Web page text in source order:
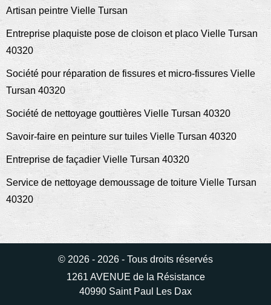
Artisan peintre Vielle Tursan
Entreprise plaquiste pose de cloison et placo Vielle Tursan
40320
Société pour réparation de fissures et micro-fissures Vielle
Tursan 40320
Société de nettoyage gouttières Vielle Tursan 40320
Savoir-faire en peinture sur tuiles Vielle Tursan 40320
Entreprise de façadier Vielle Tursan 40320
Service de nettoyage demoussage de toiture Vielle Tursan
40320
© 2026 - 2026 - Tous droits réservés
1261 AVENUE de la Résistance
40990 Saint Paul Les Dax